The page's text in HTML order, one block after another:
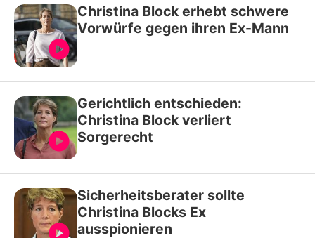
Christina Block erhebt schwere
Vorwürfe gegen ihren Ex-Mann
Gerichtlich entschieden:
Christina Block verliert
Sorgerecht
Sicherheitsberater sollte
Christina Blocks Ex
ausspionieren